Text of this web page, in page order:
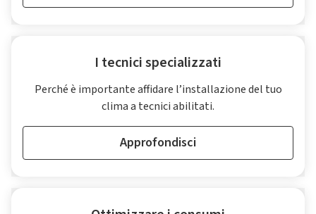
I tecnici specializzati
Perché è importante affidare l’installazione del tuo
clima a tecnici abilitati.
Approfondisci